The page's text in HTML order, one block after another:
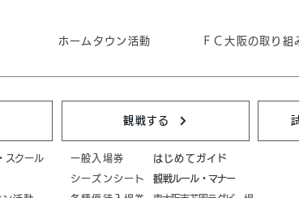
ホームタウン活動 ＦＣ大阪の取り組
スクール
観戦する
一般入場券
シーズンシート
はじめてガイド
​観戦ルール・マナー